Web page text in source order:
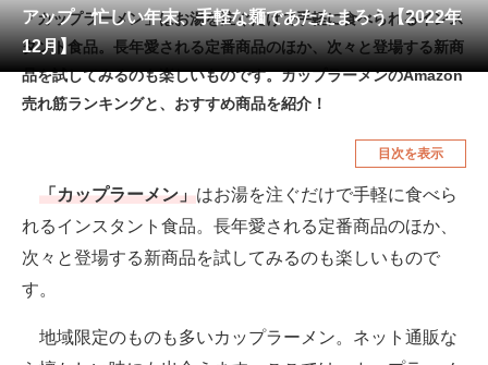
工具・DIY 本・DVD・CD
生活家電 生活用品
空調・季節家電 美容・コスメ
釣り具・釣り用品 食品・飲料・お酒
メディア
注目記事を集めた総合ページ
アップ 忙しい年末、手軽な麺であたたまろう【2022年
12月】
「カップラーメン」はお湯を注ぐだけで手軽に食べられるインス
タント食品。長年愛される定番商品のほか、次々と登場する新商
品を試してみるのも楽しいものです。カップラーメンのAmazon
売れ筋ランキングと、おすすめ商品を紹介！
目次を表示
「カップラーメン」はお湯を注ぐだけで手軽に食べら
れるインスタント食品。長年愛される定番商品のほか、
次々と登場する新商品を試してみるのも楽しいもので
す。
地域限定のものも多いカップラーメン。ネット通販な